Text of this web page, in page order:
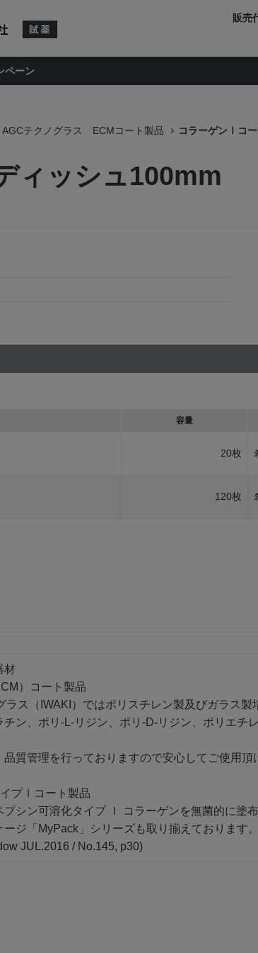
ペーン
販売
AGCテクノグラス ECMコート製品 コラーゲンⅠコ
ィッシュ100mm
容量
20枚
120枚
材
）コート製品
ス（IWAKI）ではポリスチレン製及びガラス
ン、ポリ-L-リジン、ポリ-D-リジン、ポリエチ
質管理を行っておりますので安心してご使用頂
プⅠコート製品
シン可溶化タイプ Ｉ コラーゲンを無菌的に塗布
ジ「MyPack」シリーズも取り揃えております。
JUL.2016 / No.145, p30)